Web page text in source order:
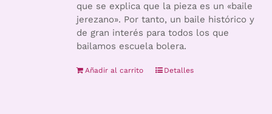
que se explica que la pieza es un «baile
jerezano». Por tanto, un baile histórico y
de gran interés para todos los que
bailamos escuela bolera.
Añadir al carrito Detalles